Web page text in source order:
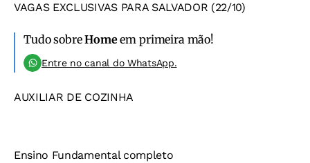
VAGAS EXCLUSIVAS PARA SALVADOR (22/10)
Tudo sobreHomeem primeira mão!
Entre no canal do WhatsApp.
AUXILIAR DE COZINHA
Ensino Fundamental completo